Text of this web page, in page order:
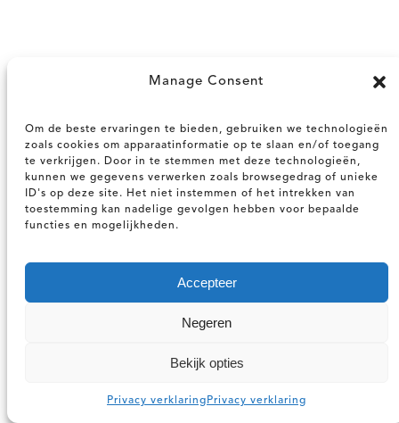
Manage Consent
Om de beste ervaringen te bieden, gebruiken we technologieën
zoals cookies om apparaatinformatie op te slaan en/of toegang
te verkrijgen. Door in te stemmen met deze technologieën,
kunnen we gegevens verwerken zoals browsegedrag of unieke
ID's op deze site. Het niet instemmen of het intrekken van
toestemming kan nadelige gevolgen hebben voor bepaalde
functies en mogelijkheden.
Accepteer
Negeren
Bekijk opties
Privacy verklaring Privacy verklaring
©2025 VD Ontwerp en Realisatie
verklaring